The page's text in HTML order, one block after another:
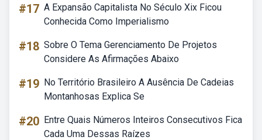
#17 A Expansão Capitalista No Século Xix Ficou
Conhecida Como Imperialismo
#18 Sobre O Tema Gerenciamento De Projetos
Considere As Afirmações Abaixo
#19 No Território Brasileiro A Ausência De Cadeias
Montanhosas Explica Se
#20 Entre Quais Números Inteiros Consecutivos Fica
Cada Uma Dessas Raízes